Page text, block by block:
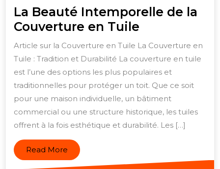
La Beauté Intemporelle de la
Couverture en Tuile
Beauté
de
la
Couverture
en
Tuile
Article sur la Couverture en Tuile La Couverture en
Tuile : Tradition et Durabilité La couverture en tuile
est l’une des options les plus populaires et
traditionnelles pour protéger un toit. Que ce soit
pour une maison individuelle, un bâtiment
commercial ou une structure historique, les tuiles
offrent à la fois esthétique et durabilité. Les […]
Read More Read
More